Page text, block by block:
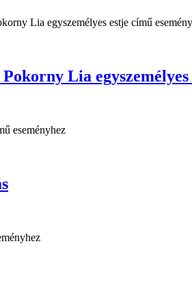
Lia egyszemélyes